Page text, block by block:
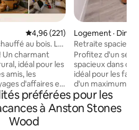
Note moyenne de 4,96 sur 5,
4,96 (221)
au bois. Le
Un charmant
idéal pour les
amis, les
d'affaires et
dispose de 2
lit, d'une
avec 3 lits
chambre avec
Logement ·
Retraite
avec table de
Profitez d'un
spacieux dans ce
idéal pour les
d'un maximum
deux lits doubles
deux lits simples,
pour que tout le
préférées pour les
à Anston Stones
Wood